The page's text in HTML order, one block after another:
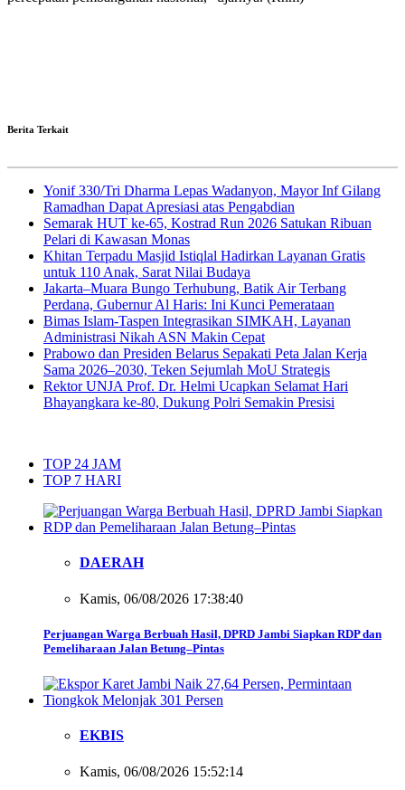
Berita Terkait
Yonif 330/Tri Dharma Lepas Wadanyon, Mayor Inf Gilang
Ramadhan Dapat Apresiasi atas Pengabdian
Semarak HUT ke-65, Kostrad Run 2026 Satukan Ribuan
Pelari di Kawasan Monas
Khitan Terpadu Masjid Istiqlal Hadirkan Layanan Gratis
untuk 110 Anak, Sarat Nilai Budaya
Jakarta–Muara Bungo Terhubung, Batik Air Terbang
Perdana, Gubernur Al Haris: Ini Kunci Pemerataan
Bimas Islam-Taspen Integrasikan SIMKAH, Layanan
Administrasi Nikah ASN Makin Cepat
Prabowo dan Presiden Belarus Sepakati Peta Jalan Kerja
Sama 2026–2030, Teken Sejumlah MoU Strategis
Rektor UNJA Prof. Dr. Helmi Ucapkan Selamat Hari
Bhayangkara ke-80, Dukung Polri Semakin Presisi
TOP 24 JAM
TOP 7 HARI
DAERAH
Kamis, 06/08/2026 17:38:40
Perjuangan Warga Berbuah Hasil, DPRD Jambi Siapkan RDP dan
Pemeliharaan Jalan Betung–Pintas
EKBIS
Kamis, 06/08/2026 15:52:14